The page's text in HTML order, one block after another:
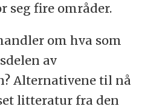
seg fire områder.
om hva som
av
Alternativene til nå
litteratur fra den